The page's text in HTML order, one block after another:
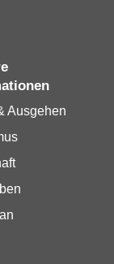
Ausgehen